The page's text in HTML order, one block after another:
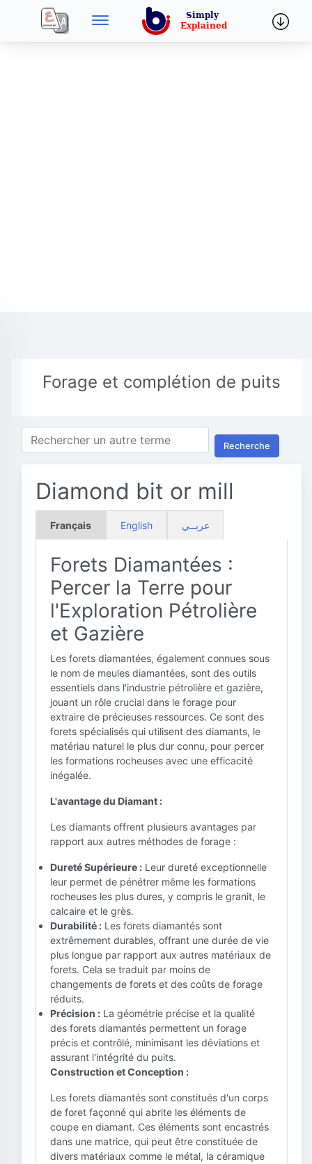
Forage et complétion de puits
Recherche
Diamond bit or mill
Français English عربــي
Forets Diamantées :
Percer la Terre pour
l'Exploration Pétrolière
et Gazière
Les forets diamantées, également connues sous
le nom de meules diamantées, sont des outils
essentiels dans l'industrie pétrolière et gazière,
jouant un rôle crucial dans le forage pour
extraire de précieuses ressources. Ce sont des
forets spécialisés qui utilisent des diamants, le
matériau naturel le plus dur connu, pour percer
les formations rocheuses avec une efficacité
inégalée.
L'avantage du Diamant :
Les diamants offrent plusieurs avantages par
rapport aux autres méthodes de forage :
Dureté Supérieure : Leur dureté exceptionnelle
leur permet de pénétrer même les formations
rocheuses les plus dures, y compris le granit, le
calcaire et le grès.
Durabilité : Les forets diamantés sont
extrêmement durables, offrant une durée de vie
plus longue par rapport aux autres matériaux de
forets. Cela se traduit par moins de
changements de forets et des coûts de forage
réduits.
Précision : La géométrie précise et la qualité
des forets diamantés permettent un forage
précis et contrôlé, minimisant les déviations et
assurant l'intégrité du puits.
Construction et Conception :
Les forets diamantés sont constitués d'un corps
de foret façonné qui abrite les éléments de
coupe en diamant. Ces éléments sont encastrés
dans une matrice, qui peut être constituée de
divers matériaux comme le métal, la céramique